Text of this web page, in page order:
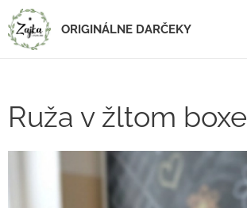
ORIGINÁLNE DARČEKY
Ruža v žltom boxe